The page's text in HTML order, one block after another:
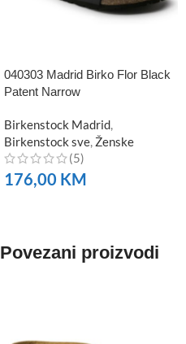
040303 Madrid Birko Flor Black
Patent Narrow
Birkenstock Madrid,
Birkenstock sve, Ženske
(5)
176,00 KM
Povezani proizvodi